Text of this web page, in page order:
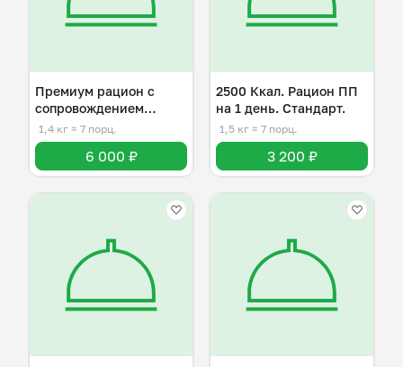
Премиум рацион с
сопровождением
диетолога.
1,4 кг ≈ 7 порц.
6 000 ₽
2500 Ккал. Рацион ПП
на 1 день. Стандарт.
1,5 кг ≈ 7 порц.
3 200 ₽